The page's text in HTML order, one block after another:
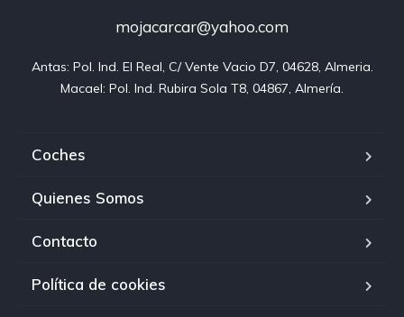
mojacarcar@yahoo.com
Antas: Pol. Ind. El Real, C/ Vente Vacio D7, 04628, Almeria.
Macael: Pol. Ind. Rubira Sola T8, 04867, Almería.
Coches
Quienes Somos
Contacto
Política de cookies